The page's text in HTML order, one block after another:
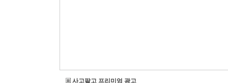
사고팔고 프리미엄 광고